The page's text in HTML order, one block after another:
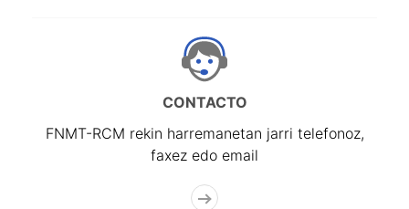
CONTACTO
FNMT-RCM rekin harremanetan jarri telefonoz,
faxez edo email